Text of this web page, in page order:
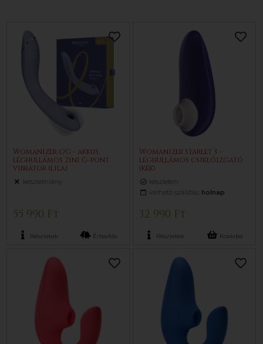
Womanizer OG - akkus,
léghullámos 2in1 G-pont
vibrátor (lila)
készlethiány
55 990 Ft
Részletek Értesítés
Womanizer Starlet 3 -
léghullámos csiklóizgató
(kék)
készleten
várható szállítás: holnap
32 990 Ft
Részletek Kosárba